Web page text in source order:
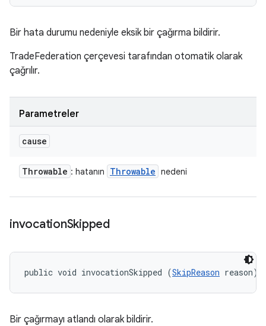
Bir hata durumu nedeniyle eksik bir çağırma bildirir.
TradeFederation çerçevesi tarafından otomatik olarak
çağrılır.
Parametreler
cause
Throwable : hatanın Throwable nedeni
invocationSkipped
public void invocationSkipped (SkipReason reason)
Bir çağırmayı atlandı olarak bildirir.